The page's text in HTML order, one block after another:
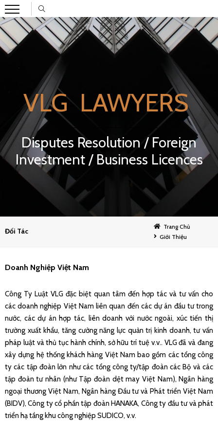
VLG LAWYERS
Disputes Resolution / Foreign
Investment / Business Licences
Đối Tác
Trang Chủ
Giới Thiệu
Doanh Nghiệp Việt Nam
Công Ty Luật VLG đặc biệt quan tâm đến hợp tác và tư vấn cho
các doanh nghiệp Việt Nam liên quan đến các dự án đầu tư trong
nước, các dự án hợp tác, liên doanh với nước ngoài, xúc tiến thị
trường xuất khẩu, tăng cường năng lực quản trị kinh doanh, tư vấn
pháp luật và thủ tục hành chính, sở hữu trí tuệ v.v.. VLG đã và đang
xây dựng hệ thống khách hàng Việt Nam bao gồm các tổng công
ty các tập đoàn lớn như các tổng công ty/tập đoàn các Bộ và các
tập đoàn tư nhân (như Tập đoàn dệt may Việt Nam), Ngân hàng
ngoại thương Việt Nam, Ngân hàng Đầu tư và Phát triển Việt Nam
(BIDV), Công ty cổ phần tập đoàn HANAKA, Công ty đầu tư và phát
triển hạ tầng khu công nghiệp SUDICO, v.v.